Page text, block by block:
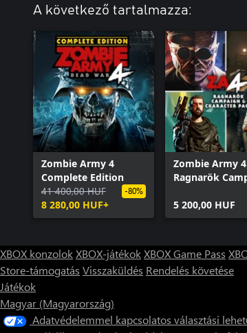
A következő tartalmazza:
Zombie Army 4
Complete Edition
41 400,00 HUF
8 280,00 HUF+
-80%
Zombie Army
Ragnarök
5 200,00 HUF
XBOX konzolokXBOX-játékokXBOX Game Pass
Store-támogatás Visszaküldés Rendelés követése
Játékok
Magyar (Magyarország)
Adatvédelemmel kapcsolatos választási